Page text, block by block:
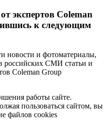
экспертов Coleman
к следующим
новости и фотоматериалы,
российских СМИ статьи и
Coleman Group
работы сайте.
пользоваться сайтом, вы
файлов cookies